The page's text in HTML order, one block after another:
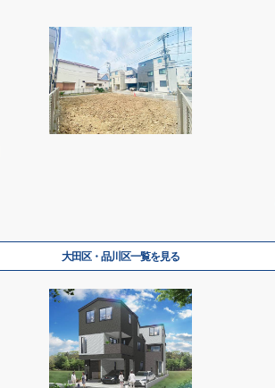
大田区・品川区一覧を見る